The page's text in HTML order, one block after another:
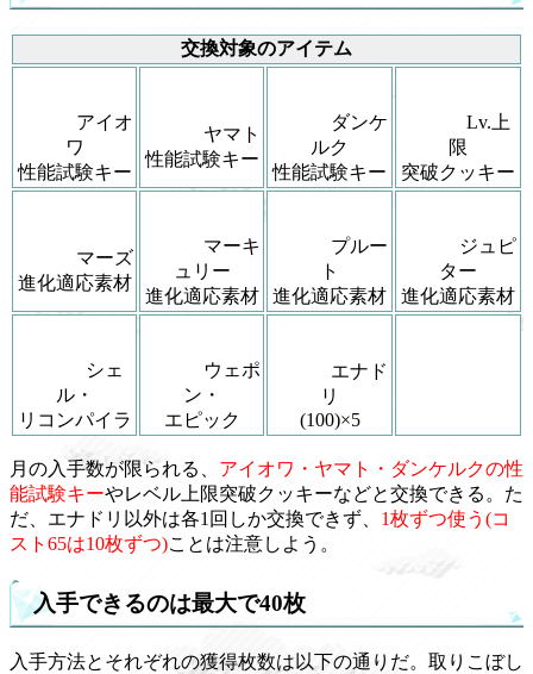
交換対象のアイテム
アイオ
ワ
性能試験キー
ヤマト
性能試験キー
ダンケ
ルク
性能試験キー
Lv.上
限
突破クッキー
マーズ
進化適応素材
マーキ
ュリー
進化適応素材
プルー
ト
進化適応素材
ジュピ
ター
進化適応素材
シェ
ル・
リコンパイラ
ウェポ
ン・
エピック
エナド
リ
(100)×5
月の入手数が限られる、 アイオワ・ヤマト・ダンケルクの性
能試験キーやレベル上限突破クッキーなどと交換できる。た
だ、エナドリ以外は各1回しか交換できず、 1枚ずつ使う(コ
スト65は10枚ずつ)ことは注意しよう。
入手できるのは最大で40枚
入手方法とそれぞれの獲得枚数は以下の通りだ。取りこぼし